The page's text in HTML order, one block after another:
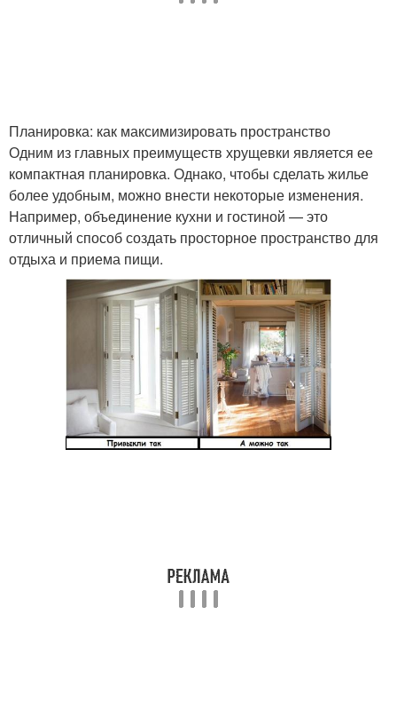
Планировка: как максимизировать пространство
Одним из главных преимуществ хрущевки является ее
компактная планировка. Однако, чтобы сделать жилье
более удобным, можно внести некоторые изменения.
Например, объединение кухни и гостиной — это
отличный способ создать просторное пространство для
отдыха и приема пищи.